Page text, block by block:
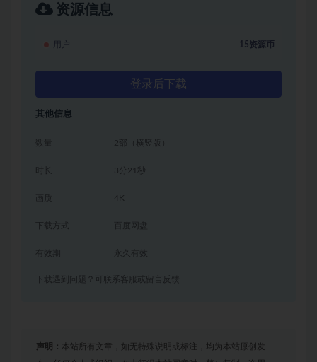
资源信息
用户 15资源币
登录后下载
其他信息
数量 2部（横竖版）
时长 3分21秒
4K
下载方式 百度网盘
有效期 永久有效
下载遇到问题？可联系客服或留言反馈
声明： 本站所有文章，如无特殊说明或标注，均为本站原创发